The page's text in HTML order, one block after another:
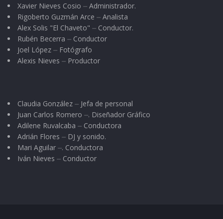
Xavier Nieves Cosio ⏤ Administrador.
Rigoberto Guzmán Arce ⏤ Analista
Alex Solis "El Chaveto" ⏤ Conductor.
Rubén Becerra ⏤ Conductor
Joel López ⏤ Fotógrafo
Alexis Nieves ⏤ Productor
Claudia González ⏤ Jefa de personal
Juan Carlos Romero ⏤. Diseñador Gráfico
Adilene Ruvalcaba ⏤ Conductora
Adrián Flores ⏤ DJ y sonido.
Mari Aguilar ⏤. Conductora
Iván Nieves ⏤ Conductor